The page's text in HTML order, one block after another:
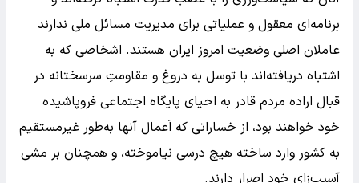
برنامه‌ای معقول و عملیاتی برای مدیریت مسائل ملی ندارند
عاملان اصلی وضعیت امروز ایران هستند. اشخاصی که به
اشتباه دریافته‌اند با توسل به دروغ و مقاومتِ سرسختانه در
قبال اراده مردم قادر به احیای پایگاه اجتماعی فروپاشیده
خود خواهند بود، از خساراتی که اَعمال آنها به‌طور غیرمستقیم
به کشور وارد ساخته هیچ درسی نیاموخته، و همچنان بر مشی
آسیب‌زای خود اصرار دارند.